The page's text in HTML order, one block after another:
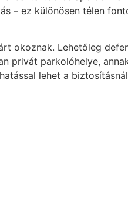
– ez különösen télen
okoznak. Lehetőleg
privát parkolóhelye,
lehet a